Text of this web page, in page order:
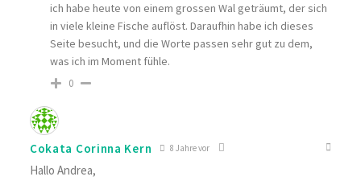
ich habe heute von einem grossen Wal geträumt, der sich
in viele kleine Fische auflöst. Daraufhin habe ich dieses
Seite besucht, und die Worte passen sehr gut zu dem,
was ich im Moment fühle.
0
Cokata Corinna Kern 8 Jahre vor
Hallo Andrea,